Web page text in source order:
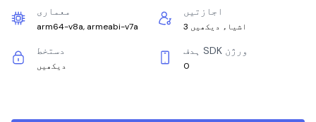
معماری
arm64-v8a, armeabi-v7a
اجازتیں
3 اشیاء دیکھیں
دستخط
دیکھیں
ہدف SDK ورژن
0